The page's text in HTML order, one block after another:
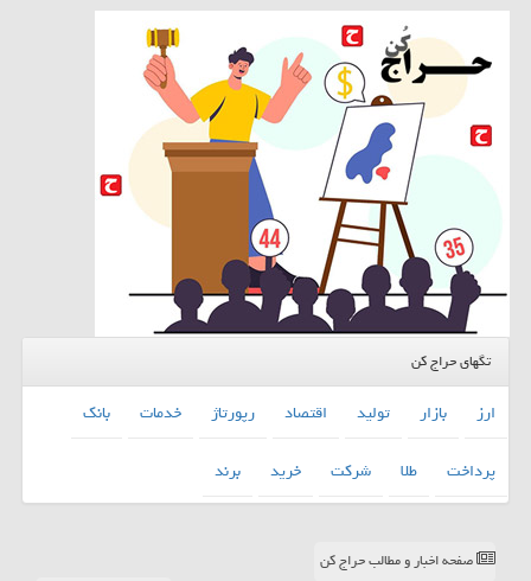
تگهای حراج کن
ارز بازار تولید اقتصاد رپورتاژ خدمات
بانك
پرداخت
طلا شركت خرید برند
صفحه اخبار و مطالب حراج کن